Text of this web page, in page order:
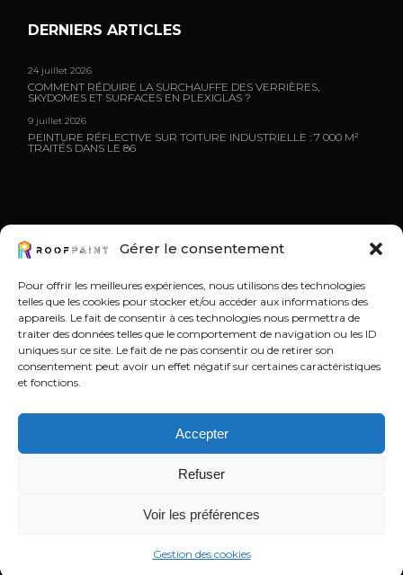
Gérer le consentement
Pour offrir les meilleures expériences, nous utilisons des technologies
telles que les cookies pour stocker et/ou accéder aux informations des
appareils. Le fait de consentir à ces technologies nous permettra de
traiter des données telles que le comportement de navigation ou les ID
uniques sur ce site. Le fait de ne pas consentir ou de retirer son
consentement peut avoir un effet négatif sur certaines caractéristiques
et fonctions.
Accepter
Refuser
Voir les préférences
Gestion des cookies
DERNIERS ARTICLES
24 juillet 2026
COMMENT RÉDUIRE LA SURCHAUFFE DES VERRIÈRES,
SKYDOMES ET SURFACES EN PLEXIGLAS ?
9 juillet 2026
PEINTURE RÉFLECTIVE SUR TOITURE INDUSTRIELLE : 7 000 M²
TRAITÉS DANS LE 86
Peinture réflective à Toulouse
Peinture réflective à Montpellier
Peinture blanche pour toiture
des cookies